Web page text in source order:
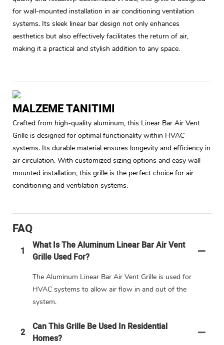
for wall-mounted installation in air conditioning ventilation
systems. Its sleek linear bar design not only enhances
aesthetics but also effectively facilitates the return of air,
making it a practical and stylish addition to any space.
MALZEME TANITIMI
Crafted from high-quality aluminum, this Linear Bar Air Vent
Grille is designed for optimal functionality within HVAC
systems. Its durable material ensures longevity and efficiency in
air circulation. With customized sizing options and easy wall-
mounted installation, this grille is the perfect choice for air
conditioning and ventilation systems.
FAQ
1
What Is The Aluminum Linear Bar Air Vent
Grille Used For?
The Aluminum Linear Bar Air Vent Grille is used for
HVAC systems to allow air flow in and out of the
system.
2
Can This Grille Be Used In Residential
Homes?